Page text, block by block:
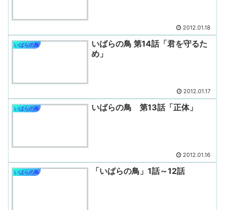
2012.01.18
いばらの鳥
いばらの鳥 第14話「君を守るた
め」
2012.01.17
いばらの鳥 いばらの鳥 第13話「正体」
2012.01.16
いばらの鳥 「いばらの鳥」1話～12話